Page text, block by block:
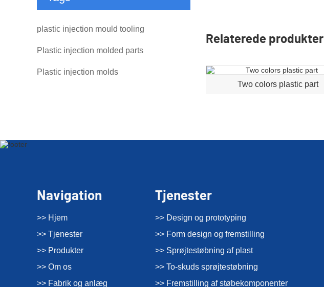
Relaterede produkter
Two colors plastic part
plastic injection mould tooling
Plastic injection molded parts
Plastic injection molds
Navigation
>> Hjem
>> Tjenester
>> Produkter
>> Om os
>> Fabrik og anlæg
Tjenester
>> Design og prototyping
>> Form design og fremstilling
>> Sprøjtestøbning af plast
>> To-skuds sprøjtestøbning
>> Fremstilling af støbekomponenter